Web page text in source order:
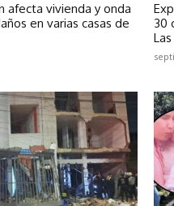
afecta vivienda y onda
en varias casas de
30